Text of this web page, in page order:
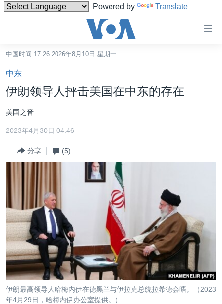
Powered by Translate
碍
链
接
转
内
到
检
索
中国
台湾
港澳
国际
最新国际新闻
中东
欧洲
非洲
美洲
全球议题
分类新闻
经济·金融·贸易
人权·法律·宗教
科教·文娱·体健
军事
劳工
环境
美中关系
热点专题
白宫要闻
国会报道
美中关系
美国建国250周年
埃博拉疫情
VOA视频
VOA今日焦点
中文广播
关注我们
中国时间 17:26 2026年8月10日 星期一
中东
伊朗领导人抨击美国在中东的存在
美国之音
2023年4月30日 04:46
分享 (5)
伊朗最高领导人哈梅内伊在德黑兰与伊拉克总统拉希德会晤。（2023
年4月29日，哈梅内伊办公室提供。）